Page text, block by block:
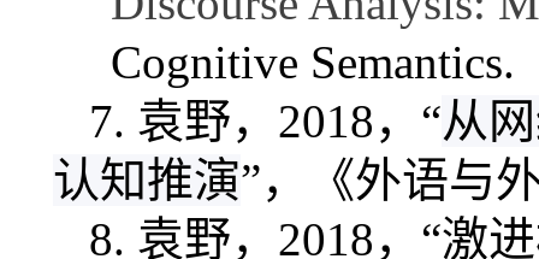
Cognitive Semantics.
7. 袁野， 2018，“从
认知推演”，《外语与
8. 袁野， 2018，“激